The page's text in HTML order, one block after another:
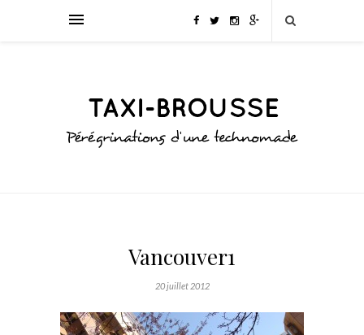
Vancouver1
20 juillet 2012